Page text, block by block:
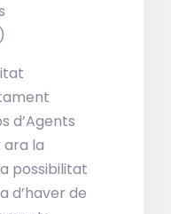
d’Agents
ara la
possibilitat
d’haver de